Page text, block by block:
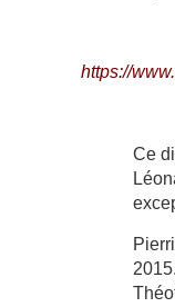
https://
Ce
2015.